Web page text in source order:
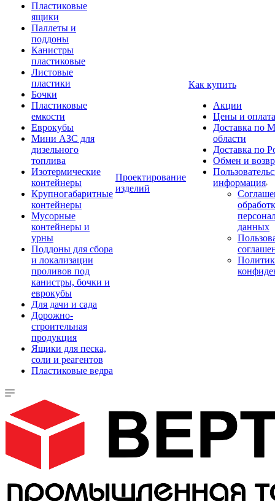
Пластиковые
ящики
Паллеты и
поддоны
Канистры
пластиковые
Листовые
пластики
Бочки
Пластиковые
емкости
Еврокубы
Мини АЗС для
дизельного
топлива
Изотермические
контейнеры
Крупногабаритные
контейнеры
Мусорные
контейнеры и
урны
Поддоны для сбора
и локализации
проливов под
канистры, бочки и
еврокубы
Для дачи и сада
Дорожно-
строительная
продукция
Ящики для песка,
соли и реагентов
Пластиковые ведра
Проектирование
изделий
Как купить
Акции
Цены и оплата
Доставка по
области
Доставка по
Обмен и
информация
данных